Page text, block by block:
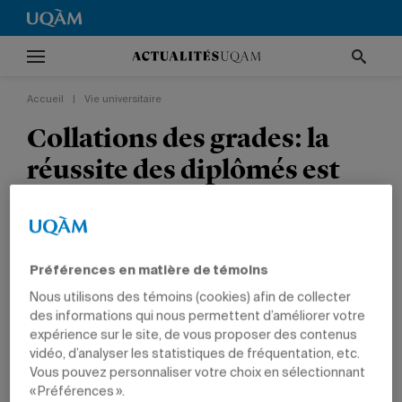
Accueil Vie universitaire
Collations des grades: la
réussite des diplômés est
POLITIQUE ET DROIT
SCIENCES
SCIENCES HUMAINES
Préférences en matière de témoins
Nous utilisons des témoins (cookies) afin de collecter
des informations qui nous permettent d’améliorer votre
expérience sur le site, de vous proposer des contenus
vidéo, d’analyser les statistiques de fréquentation, etc.
Vous pouvez personnaliser votre choix en sélectionnant
« Préférences ».